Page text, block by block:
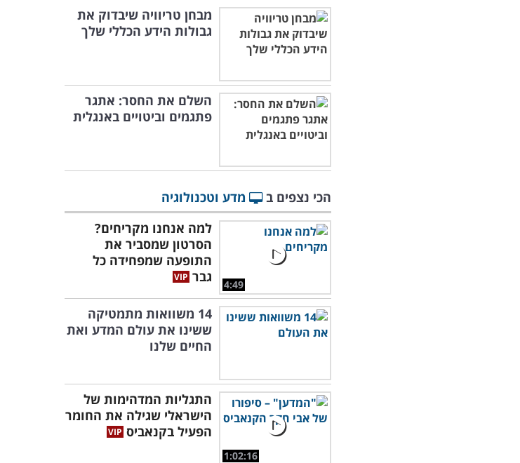
מבחן טריוויה שיבדוק את
גבולות הידע הכללי שלך
השלם את החסר: אתגר
פתגמים וביטויים באנגלית
הכי נצפים ב מדע וטכנולוגיה
4:49
למה אנחנו מקריחים?
הסרטון שמסביר את
התופעה שמפחידה כל
גבר
14 משוואות מתמטיקה
ששינו את עולם המדע ואת
החיים שלנו
1:02:16
התגליות המדהימות של
הישראלי שגילה את החומר
הפעיל בקנאביס